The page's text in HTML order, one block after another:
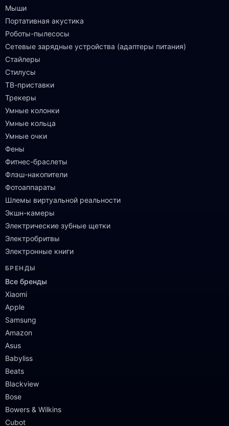
Мыши
Портативная акустика
Роботы-пылесосы
Сетевые зарядные устройства (адаптеры питания)
Стайлеры
Стилусы
ТВ-приставки
Трекеры
Умные колонки
Умные кольца
Умные очки
Фены
Фитнес-браслеты
Флэш-накопители
Фотоаппараты
Шлемы виртуальной реальности
Экшн-камеры
Электрические зубные щетки
Электробритвы
Электронные книги
БРЕНДЫ
Все бренды
Xiaomi
Apple
Samsung
Amazon
Asus
Babyliss
Beats
Blackview
Bose
Bowers & Wilkins
Cubot